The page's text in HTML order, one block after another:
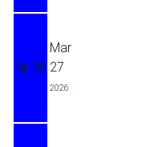
Nr. 39
Mar
27
2026